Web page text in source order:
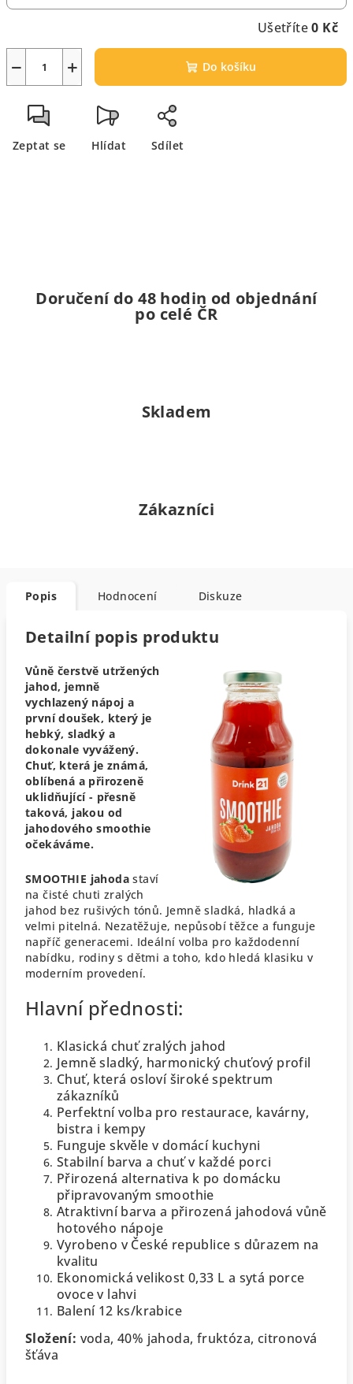
Ušetříte0 Kč
+
− Do košíku
Zeptat se Hlídat Sdílet
Doručení do 48 hodin od objednání
po celé ČR
Skladem
Zákazníci
Popis Hodnocení Diskuze
Detailní popis produktu
Vůně čerstvě utržených
jahod, jemně
vychlazený nápoj a
první doušek, který je
hebký, sladký a
dokonale vyvážený.
Chuť, která je známá,
oblíbená a přirozeně
uklidňující - přesně
taková, jakou od
jahodového smoothie
očekáváme.
SMOOTHIE jahodastaví
na čisté chuti zralých
jahod bez rušivých tónů. Jemně sladká, hladká a
velmi pitelná. Nezatěžuje, nepůsobí těžce a funguje
napříč generacemi. Ideální volba pro každodenní
nabídku, rodiny s dětmi a toho, kdo hledá klasiku v
moderním provedení.
Hlavní přednosti:
Klasická chuť zralých jahod
Jemně sladký, harmonický chuťový profil
Chuť, která osloví široké spektrum
zákazníků
Perfektní volba pro restaurace, kavárny,
bistra i kempy
Funguje skvěle v domácí kuchyni
Stabilní barva a chuť v každé porci
Přirozená alternativa k po domácku
připravovaným smoothie
Atraktivní barva a přirozená jahodová vůně
hotového nápoje
Vyrobeno v České republice s důrazem na
kvalitu
Ekonomická velikost 0,33 L a sytá porce
ovoce v lahvi
Balení 12 ks/krabice
Složení: voda, 40% jahoda, fruktóza, citronová
šťáva